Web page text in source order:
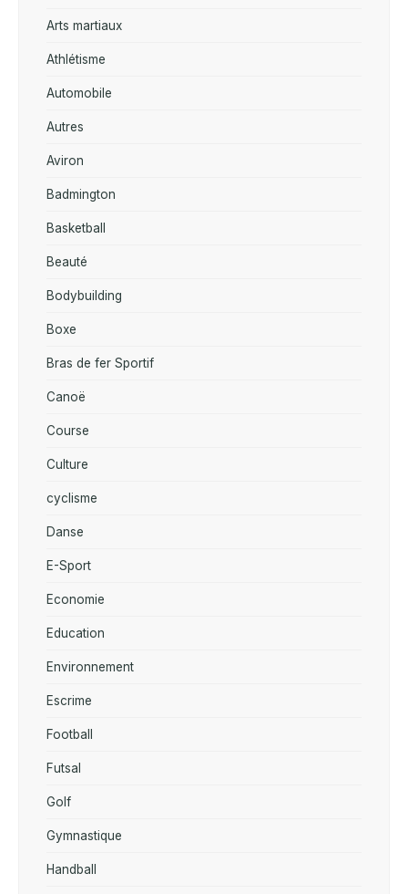
Arts martiaux
Athlétisme
Automobile
Autres
Aviron
Badmington
Basketball
Beauté
Bodybuilding
Boxe
Bras de fer Sportif
Canoë
Course
Culture
cyclisme
Danse
E-Sport
Economie
Education
Environnement
Escrime
Football
Futsal
Golf
Gymnastique
Handball